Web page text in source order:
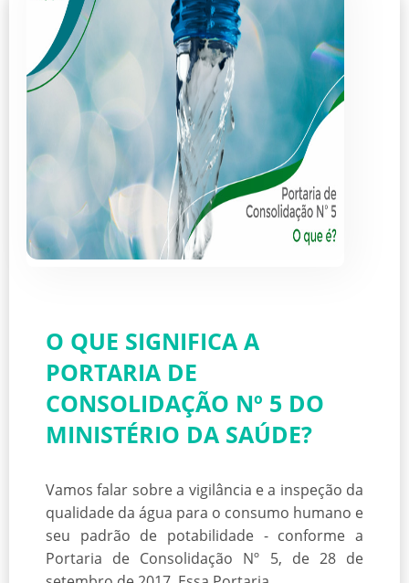
O QUE SIGNIFICA A
PORTARIA DE
CONSOLIDAÇÃO Nº 5 DO
MINISTÉRIO DA SAÚDE?
Vamos falar sobre a vigilância e a inspeção da
qualidade da água para o consumo humano e
seu padrão de potabilidade - conforme a
Portaria de Consolidação Nº 5, de 28 de